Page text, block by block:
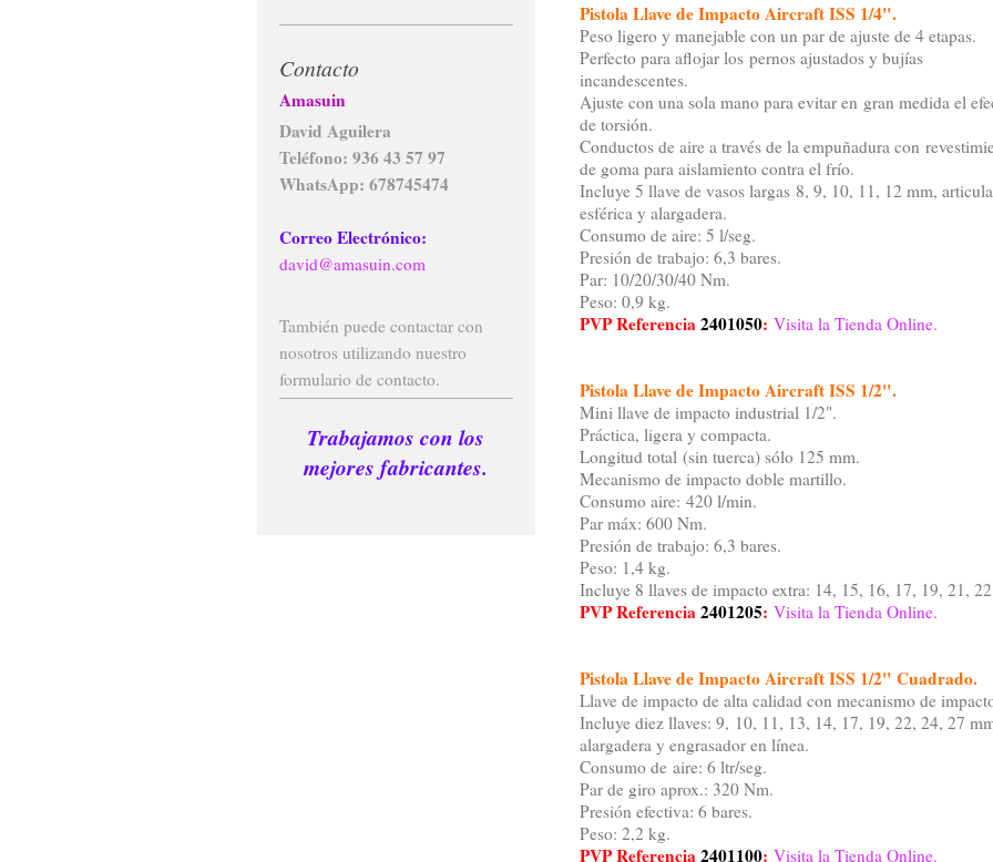
Pistola Llave de Impacto Aircraft ISS 1/4".
Peso ligero y manejable con un par de ajuste de 4 etapas.
Perfecto para aflojar los pernos ajustados y bujías
incandescentes.
Ajuste con una sola mano para evitar en gran medida el
de torsión.
Conductos de aire a través de la empuñadura con
de goma para aislamiento contra el frío.
Incluye 5 llave de vasos largas 8, 9, 10, 11, 12 mm,
esférica y alargadera.
Consumo de aire: 5 l/seg.
Presión de trabajo: 6,3 bares.
Par: 10/20/30/40 Nm.
Peso: 0,9 kg.
PVP Referencia2401050: Visita la Tienda Online.
Pistola Llave de Impacto Aircraft ISS 1/2".
Mini llave de impacto industrial 1/2".
Práctica, ligera y compacta.
Longitud total (sin tuerca) sólo 125 mm.
Mecanismo de impacto doble martillo.
Consumo aire: 420 l/min.
Par máx: 600 Nm.
Presión de trabajo: 6,3 bares.
Peso: 1,4 kg.
Incluye 8 llaves de impacto extra: 14, 15, 16, 17, 19, 21,
PVP Referencia2401205: Visita la Tienda Online.
Pistola Llave de Impacto Aircraft ISS 1/2" Cuadrado.
Llave de impacto de alta calidad con mecanismo de
Incluye diez llaves: 9, 10, 11, 13, 14, 17, 19, 22, 24, 27
alargadera y engrasador en línea.
Consumo de aire: 6 ltr/seg.
Par de giro aprox.: 320 Nm.
Presión efectiva: 6 bares.
Peso: 2,2 kg.
PVP Referencia2401100: Visita la Tienda Online.
Contacto
Amasuin
David Aguilera
Teléfono: 936 43 57 97
WhatsApp: 678745474
Correo Electrónico:
david@amasuin.com
También puede contactar con
nosotros utilizando nuestro
formulario de contacto.
Trabajamos con los
mejores fabricantes.